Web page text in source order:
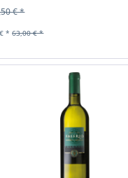
€ *
* 63,00 € *